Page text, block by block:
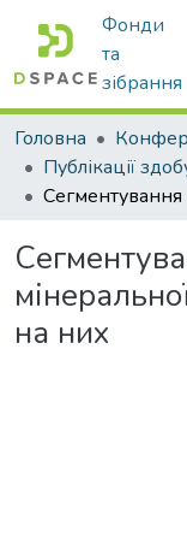
Фонди
та
зібрання
Головна
на них